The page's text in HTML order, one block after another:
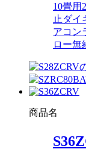
10畳用
止 ダイ
アコン
ロー無
商品名